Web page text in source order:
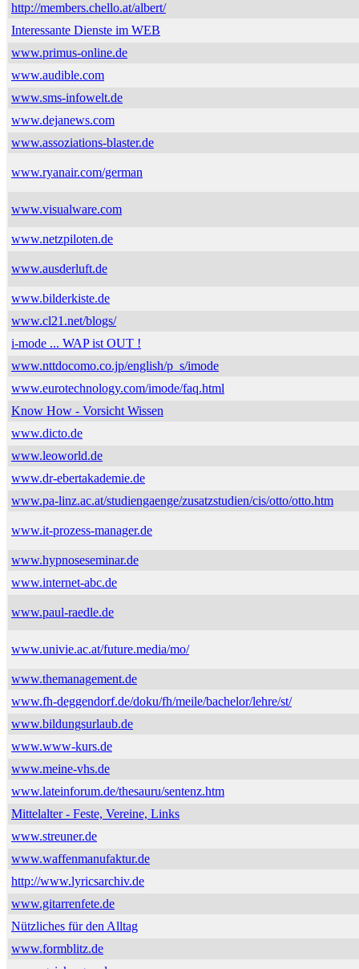
http://members.chello.at/albert/
Interessante Dienste im WEB
www.primus-online.de
www.audible.com
www.sms-infowelt.de
www.dejanews.com
www.assoziations-blaster.de
www.ryanair.com/german
www.visualware.com
www.netzpiloten.de
www.ausderluft.de
www.bilderkiste.de
www.cl21.net/blogs/
i-mode ... WAP ist OUT !
www.nttdocomo.co.jp/english/p_s/imode
www.eurotechnology.com/imode/faq.html
Know How - Vorsicht Wissen
www.dicto.de
www.leoworld.de
www.dr-ebertakademie.de
www.pa-linz.ac.at/studiengaenge/zusatzstudien/cis/otto/otto.htm
www.it-prozess-manager.de
www.hypnoseseminar.de
www.internet-abc.de
www.paul-raedle.de
www.univie.ac.at/future.media/mo/
www.themanagement.de
www.fh-deggendorf.de/doku/fh/meile/bachelor/lehre/st/
www.bildungsurlaub.de
www.www-kurs.de
www.meine-vhs.de
www.lateinforum.de/thesauru/sentenz.htm
Mittelalter - Feste, Vereine, Links
www.streuner.de
www.waffenmanufaktur.de
http://www.lyricsarchiv.de
www.gitarrenfete.de
Nützliches für den Alltag
www.formblitz.de